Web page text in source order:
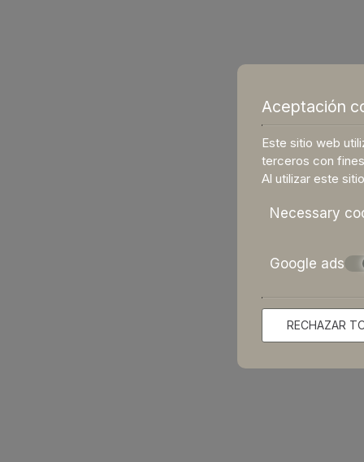
Aceptación
Este sitio web
terceros con
Al utilizar este
Necessary
Google ads
RECHAZAR